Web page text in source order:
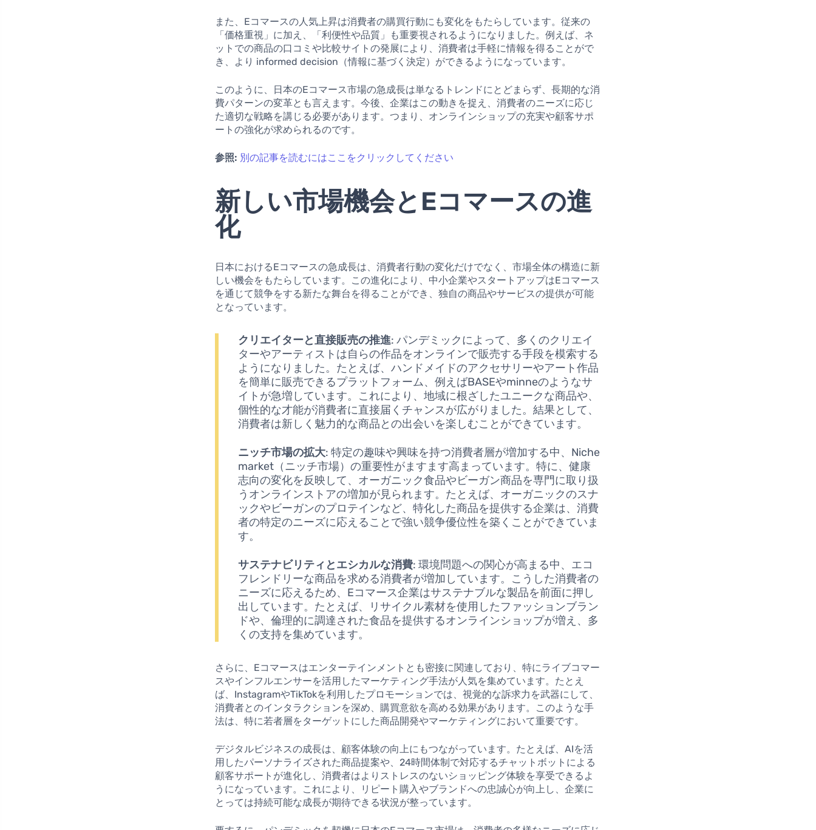
また、Eコマースの人気上昇は消費者の購買行動にも変化をもたらしています。従来の
「価格重視」に加え、「利便性や品質」も重要視されるようになりました。例えば、ネ
ットでの商品の口コミや比較サイトの発展により、消費者は手軽に情報を得ることがで
き、より informed decision（情報に基づく決定）ができるようになっています。
このように、日本のEコマース市場の急成長は単なるトレンドにとどまらず、長期的な消
費パターンの変革とも言えます。今後、企業はこの動きを捉え、消費者のニーズに応じ
た適切な戦略を講じる必要があります。つまり、オンラインショップの充実や顧客サポ
ートの強化が求められるのです。
参照: 別の記事を読むにはここをクリックしてください
新しい市場機会とEコマースの進
化
日本におけるEコマースの急成長は、消費者行動の変化だけでなく、市場全体の構造に新
しい機会をもたらしています。この進化により、中小企業やスタートアップはEコマース
を通じて競争をする新たな舞台を得ることができ、独自の商品やサービスの提供が可能
となっています。
クリエイターと直接販売の推進: パンデミックによって、多くのクリエイ
ターやアーティストは自らの作品をオンラインで販売する手段を模索する
ようになりました。たとえば、ハンドメイドのアクセサリーやアート作品
を簡単に販売できるプラットフォーム、例えばBASEやminneのようなサ
イトが急増しています。これにより、地域に根ざしたユニークな商品や、
個性的な才能が消費者に直接届くチャンスが広がりました。結果として、
消費者は新しく魅力的な商品との出会いを楽しむことができています。
ニッチ市場の拡大: 特定の趣味や興味を持つ消費者層が増加する中、Niche
market（ニッチ市場）の重要性がますます高まっています。特に、健康
志向の変化を反映して、オーガニック食品やビーガン商品を専門に取り扱
うオンラインストアの増加が見られます。たとえば、オーガニックのスナ
ックやビーガンのプロテインなど、特化した商品を提供する企業は、消費
者の特定のニーズに応えることで強い競争優位性を築くことができていま
す。
サステナビリティとエシカルな消費: 環境問題への関心が高まる中、エコ
フレンドリーな商品を求める消費者が増加しています。こうした消費者の
ニーズに応えるため、Eコマース企業はサステナブルな製品を前面に押し
出しています。たとえば、リサイクル素材を使用したファッションブラン
ドや、倫理的に調達された食品を提供するオンラインショップが増え、多
くの支持を集めています。
さらに、Eコマースはエンターテインメントとも密接に関連しており、特にライブコマー
スやインフルエンサーを活用したマーケティング手法が人気を集めています。たとえ
ば、InstagramやTikTokを利用したプロモーションでは、視覚的な訴求力を武器にして、
消費者とのインタラクションを深め、購買意欲を高める効果があります。このような手
法は、特に若者層をターゲットにした商品開発やマーケティングにおいて重要です。
デジタルビジネスの成長は、顧客体験の向上にもつながっています。たとえば、AIを活
用したパーソナライズされた商品提案や、24時間体制で対応するチャットボットによる
顧客サポートが進化し、消費者はよりストレスのないショッピング体験を享受できるよ
うになっています。これにより、リピート購入やブランドへの忠誠心が向上し、企業に
とっては持続可能な成長が期待できる状況が整っています。